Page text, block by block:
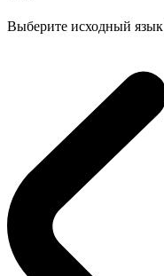
Выберите исходный язык